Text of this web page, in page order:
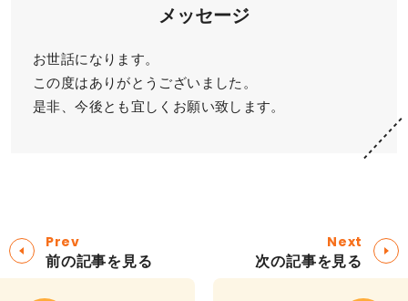
メッセージ
お世話になります。
この度はありがとうございました。
是非、今後とも宜しくお願い致します。
Prev
前の記事を見る
Next
次の記事を見る